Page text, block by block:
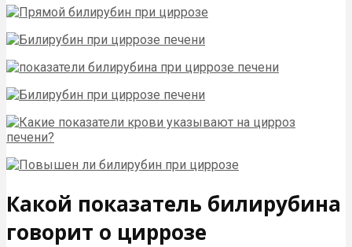
Какой показатель билирубина
говорит о циррозе